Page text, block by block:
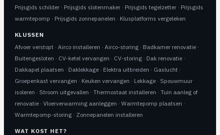
Prijsgids schilder· Prijsgids slotenmaker· Prijsgids tegelzetter· Prijsgids
warmtepomp · Prijsgids zonnepanelen · Klusplatforms vergeleken
KLUSSEN
Afvoer verstopt· Airco installeren · Airco-storing· Badkamer renovatie·
Buitengesloten · CV-ketel vervangen · CV-storing· Dak renovatie·
Dakkapel plaatsen · Daklekkage· Elektra uitbreiden · Gaslucht·
Groepenkast vervangen · Keuken vervangen · Lekkage· Spouwmuur
isoleren · Stroom uitgevallen · Thermostaat installeren · Tuin aanleg of
renovatie· Vloerverwarming aanleggen · Warmtepomp plaatsen ·
Warmtepomp-storing· Zonnepanelen installeren
WAT KOST HET?